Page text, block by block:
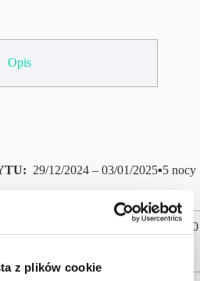
z plików cookie
Opis
29/12/2024 – 03/01/2025▪️5 nocy
agaż podręczny 10